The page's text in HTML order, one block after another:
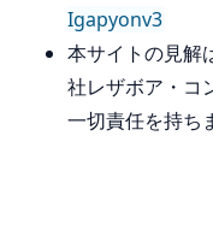
Igapyonv3
本サイトの見解
社レザボア・コ
一切責任を持ち